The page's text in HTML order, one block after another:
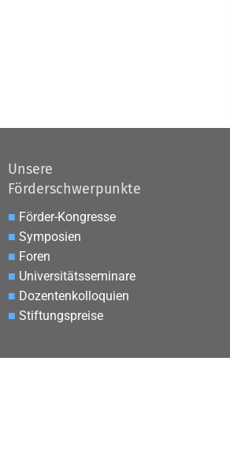
Unsere
Förderschwerpunkte
■ Förder-Kongresse
■ Symposien
■ Foren
■ Universitätsseminare
■ Dozentenkolloquien
■ Stiftungspreise